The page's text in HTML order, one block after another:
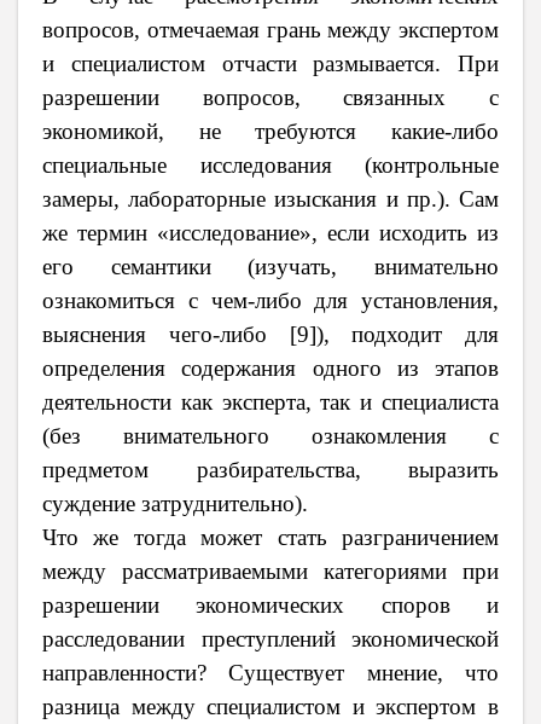
вопросов, отмечаемая грань между экспертом
и специалистом отчасти размывается. При
разрешении вопросов, связанных с
экономикой, не требуются какие-либо
специальные исследования (контрольные
замеры, лабораторные изыскания и пр.). Сам
же термин «исследование», если исходить из
его семантики (изучать, внимательно
ознакомиться с чем-либо для установления,
выяснения чего-либо [9]), подходит для
определения содержания одного из этапов
деятельности как эксперта, так и специалиста
(без внимательного ознакомления с
предметом разбирательства, выразить
суждение затруднительно).
Что же тогда может стать разграничением
между рассматриваемыми категориями при
разрешении экономических споров и
расследовании преступлений экономической
направленности? Существует мнение, что
разница между специалистом и экспертом в